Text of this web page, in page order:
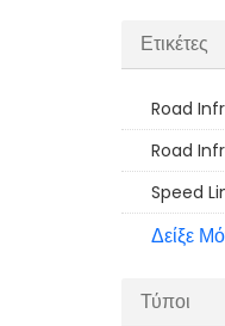
Ετικέτες
Road
Road
Speed
Δείξε
Τύποι